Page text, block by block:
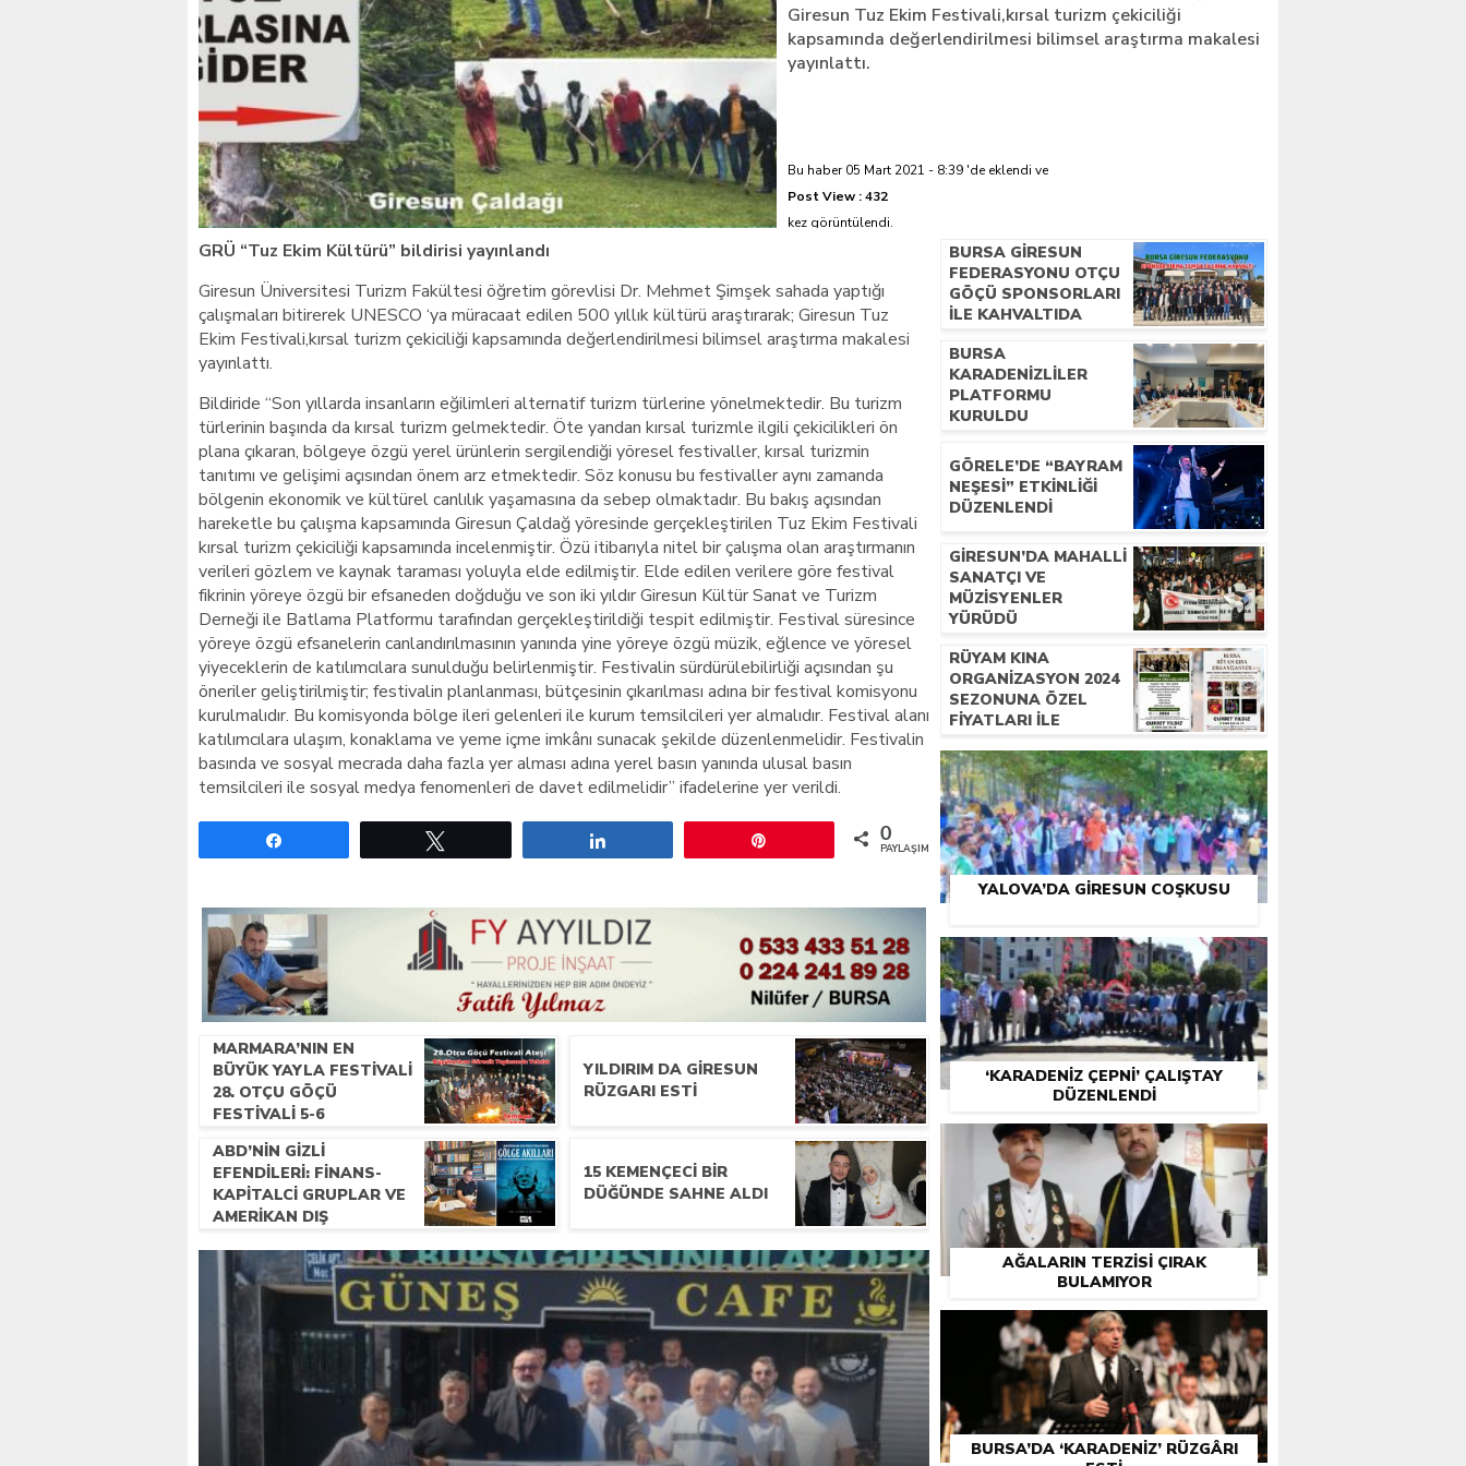
Giresunlu sürücü Orhangazi’de hayatını kaybetti
Giresun Tuz Ekim Festivali,kırsal turizm çekiciliği
kapsamında değerlendirilmesi bilimsel araştırma makalesi
yayınlattı.
Bu haber 05 Mart 2021 - 8:39 'de eklendi ve
Post View :432
kez görüntülendi.
GRÜ “Tuz Ekim Kültürü” bildirisi yayınlandı
Giresun Üniversitesi Turizm Fakültesi öğretim görevlisi Dr. Mehmet Şimşek sahada yaptığı
çalışmaları bitirerek UNESCO ‘ya müracaat edilen 500 yıllık kültürü araştırarak; Giresun Tuz
Ekim Festivali,kırsal turizm çekiciliği kapsamında değerlendirilmesi bilimsel araştırma makalesi
yayınlattı.
Bildiride “Son yıllarda insanların eğilimleri alternatif turizm türlerine yönelmektedir. Bu turizm
türlerinin başında da kırsal turizm gelmektedir. Öte yandan kırsal turizmle ilgili çekicilikleri ön
plana çıkaran, bölgeye özgü yerel ürünlerin sergilendiği yöresel festivaller, kırsal turizmin
tanıtımı ve gelişimi açısından önem arz etmektedir. Söz konusu bu festivaller aynı zamanda
bölgenin ekonomik ve kültürel canlılık yaşamasına da sebep olmaktadır. Bu bakış açısından
hareketle bu çalışma kapsamında Giresun Çaldağ yöresinde gerçekleştirilen Tuz Ekim Festivali
kırsal turizm çekiciliği kapsamında incelenmiştir. Özü itibarıyla nitel bir çalışma olan araştırmanın
verileri gözlem ve kaynak taraması yoluyla elde edilmiştir. Elde edilen verilere göre festival
fikrinin yöreye özgü bir efsaneden doğduğu ve son iki yıldır Giresun Kültür Sanat ve Turizm
Derneği ile Batlama Platformu tarafından gerçekleştirildiği tespit edilmiştir. Festival süresince
yöreye özgü efsanelerin canlandırılmasının yanında yine yöreye özgü müzik, eğlence ve yöresel
yiyeceklerin de katılımcılara sunulduğu belirlenmiştir. Festivalin sürdürülebilirliği açısından şu
öneriler geliştirilmiştir; festivalin planlanması, bütçesinin çıkarılması adına bir festival komisyonu
kurulmalıdır. Bu komisyonda bölge ileri gelenleri ile kurum temsilcileri yer almalıdır. Festival alanı
katılımcılara ulaşım, konaklama ve yeme içme imkânı sunacak şekilde düzenlenmelidir. Festivalin
basında ve sosyal mecrada daha fazla yer alması adına yerel basın yanında ulusal basın
temsilcileri ile sosyal medya fenomenleri de davet edilmelidir” ifadelerine yer verildi.
0
PAYLAŞIMLAR
MARMARA’NIN EN
BÜYÜK YAYLA FESTIVALI
28. OTÇU GÖÇÜ
FESTIVALI 5-6
GERÇEKLEŞECEK!
YILDIRIM DA GIRESUN
RÜZGARI ESTI
ABD’NIN GIZLI
EFENDILERI: FINANS-
KAPITALCI GRUPLAR VE
AMERIKAN DIŞ
15 KEMENÇECI BIR
DÜĞÜNDE SAHNE ALDI
BURSA GIRESUN
FEDERASYONU OTÇU
GÖÇÜ SPONSORLARI
İLE KAHVALTIDA
BURSA
KARADENIZLILER
PLATFORMU
KURULDU
GÖRELE’DE “BAYRAM
NEŞESI” ETKINLIĞI
DÜZENLENDI
GIRESUN’DA MAHALLI
SANATÇI VE
MÜZISYENLER
YÜRÜDÜ
RÜYAM KINA
ORGANIZASYON 2024
SEZONUNA ÖZEL
FIYATLARI İLE
YALOVA’DA GIRESUN COŞKUSU
‘KARADENIZ ÇEPNI’ ÇALIŞTAY
DÜZENLENDI
AĞALARIN TERZISI ÇIRAK
BULAMIYOR
BURSA’DA ‘KARADENIZ’ RÜZGÂRI